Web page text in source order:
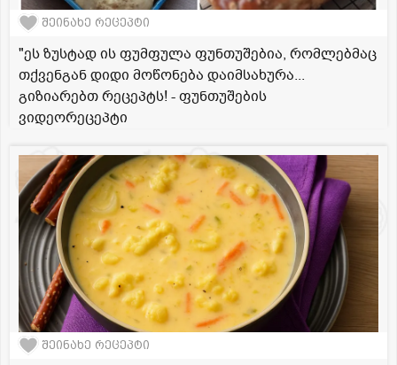
შეინახე რეცეპტი
"ეს ზუსტად ის ფუმფულა ფუნთუშებია, რომლებმაც
თქვენგან დიდი მოწონება დაიმსახურა...
გიზიარებთ რეცეპტს! - ფუნთუშების
ვიდეორეცეპტი
შეინახე რეცეპტი